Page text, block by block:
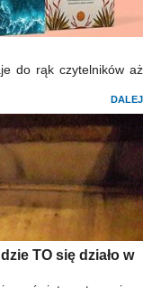
do rąk czytelników aż
DALEJ
TO się działo w